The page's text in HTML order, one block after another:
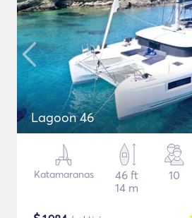
Lagoon 46
Katamaranas
46 ft
14 m
10